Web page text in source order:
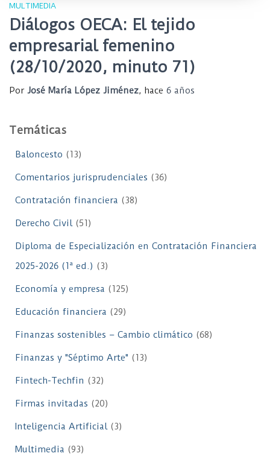
MULTIMEDIA
Diálogos OECA: El tejido
empresarial femenino
(28/10/2020, minuto 71)
Por José María López Jiménez, hace 6 años
Temáticas
Baloncesto (13)
Comentarios jurisprudenciales (36)
Contratación financiera (38)
Derecho Civil(51)
Diploma de Especialización en Contratación Financiera
2025-2026 (1ª ed.) (3)
Economía y empresa (125)
Educación financiera (29)
Finanzas sostenibles – Cambio climático (68)
Finanzas y "Séptimo Arte" (13)
Fintech-Techfin (32)
Firmas invitadas (20)
Inteligencia Artificial(3)
Multimedia (93)